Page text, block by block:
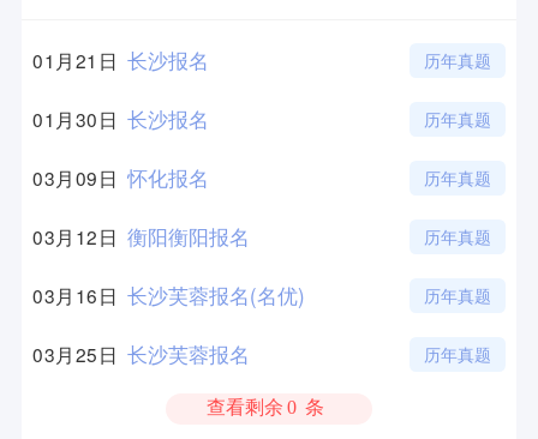
01月21日 长沙报名 历年真题
01月30日 长沙报名 历年真题
03月09日 怀化报名 历年真题
03月12日 衡阳衡阳报名 历年真题
03月16日 长沙芙蓉报名(名优) 历年真题
03月25日 长沙芙蓉报名 历年真题
查看剩余 0 条